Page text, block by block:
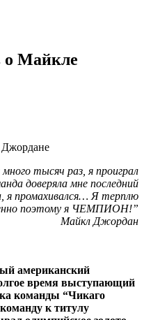
о Майкле
тысяч раз, я проиграл
доверяла мне последний
я промахивался… Я терплю
поэтому я ЧЕМПИОН!”
Майкл Джордан
американский
время выступающий
команды “Чикаго
к титулу